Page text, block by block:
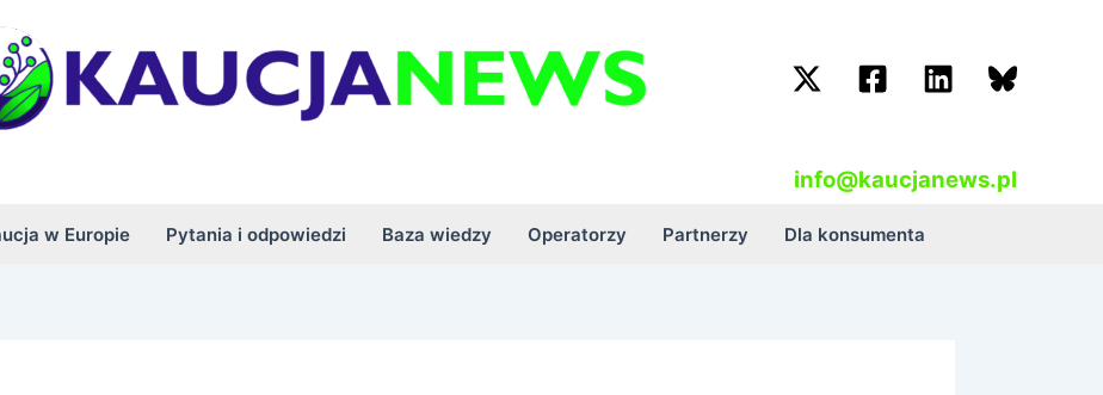
info@kaucjanews.pl
w Europie Pytania i odpowiedzi Baza wiedzy Operatorzy Partnerzy Dla konsumenta